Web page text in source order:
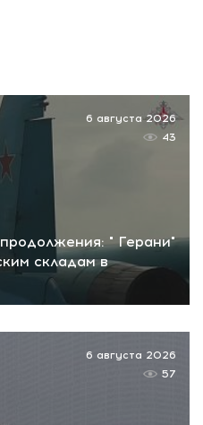
" Герани"
складам в
6 августа 2026
43
6 августа 2026
57